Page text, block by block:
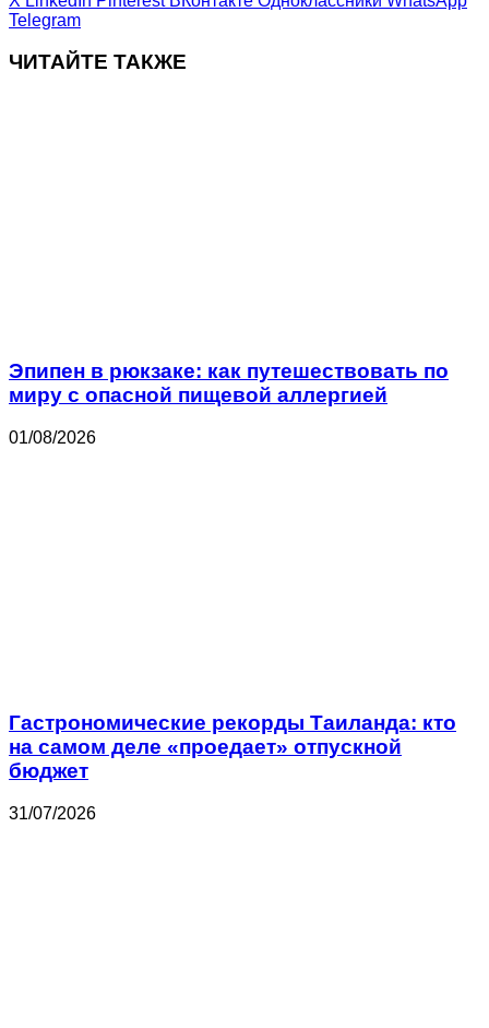
Telegram
ЧИТАЙТЕ ТАКЖЕ
Эпипен в рюкзаке: как путешествовать по
миру с опасной пищевой аллергией
01/08/2026
Гастрономические рекорды Таиланда: кто
на самом деле «проедает» отпускной
бюджет
31/07/2026